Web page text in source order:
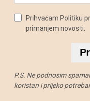
Prihvaćam Politiku
primanjem novosti.
P.S. Ne podnosim
koristan i prijeko